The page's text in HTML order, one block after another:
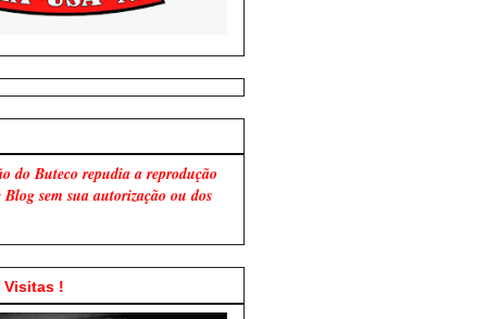
do Buteco repudia a reprodução
Blog sem sua autorização ou dos
Visitas !